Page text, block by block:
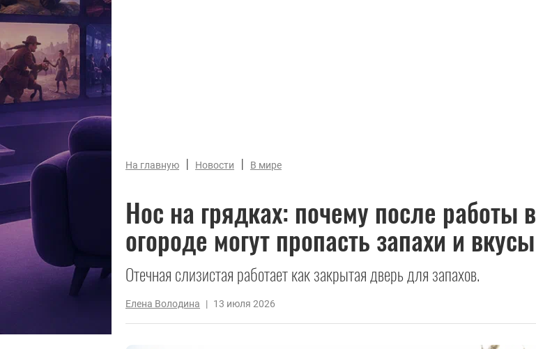
На главную | Новости | В мире
Нос на грядках: почему после работы в
огороде могут пропасть запахи и вкусы
Отечная слизистая работает как закрытая дверь для запахов.
Елена Володина | 13 июля 2026